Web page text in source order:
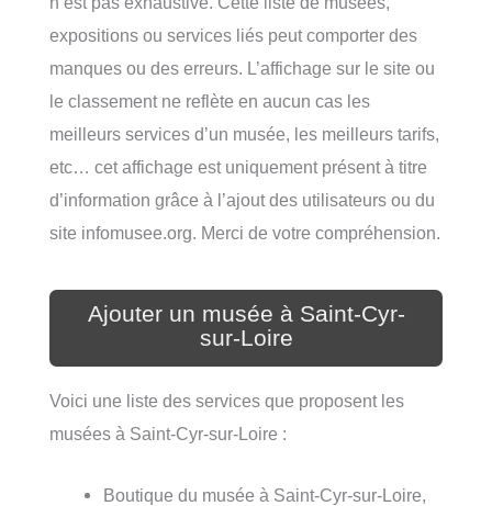
expositions ou services liés peut comporter des
manques ou des erreurs. L’affichage sur le site ou
le classement ne reflète en aucun cas les
meilleurs services d’un musée, les meilleurs tarifs,
etc… cet affichage est uniquement présent à titre
d’information grâce à l’ajout des utilisateurs ou du
site infomusee.org. Merci de votre compréhension.
Ajouter un musée à Saint-Cyr-
sur-Loire
Voici une liste des services que proposent les
musées à Saint-Cyr-sur-Loire :
Boutique du musée à Saint-Cyr-sur-Loire,